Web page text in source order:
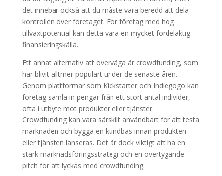
det innebär också att du måste vara beredd att dela
kontrollen över företaget. För företag med hög
tillväxtpotential kan detta vara en mycket fördelaktig
finansieringskälla.
Ett annat alternativ att överväga är crowdfunding, som
har blivit alltmer populärt under de senaste åren.
Genom plattformar som Kickstarter och Indiegogo kan
företag samla in pengar från ett stort antal individer,
ofta i utbyte mot produkter eller tjänster.
Crowdfunding kan vara särskilt användbart för att testa
marknaden och bygga en kundbas innan produkten
eller tjänsten lanseras. Det är dock viktigt att ha en
stark marknadsföringsstrategi och en övertygande
pitch för att lyckas med crowdfunding.